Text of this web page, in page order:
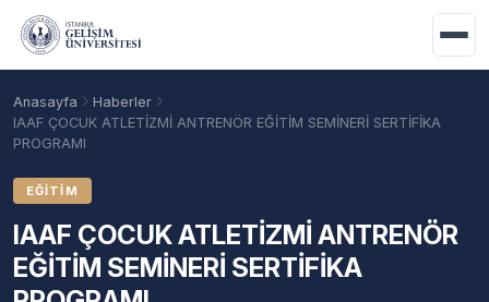
Ana içeriğe geç
Anasayfa
Haberler
IAAF ÇOCUK ATLETİZMİ ANTRENÖR EĞİTİM SEMİNERİ SERTİFİKA
PROGRAMI
EĞITIM
IAAF ÇOCUK ATLETİZMİ ANTRENÖR
EĞİTİM SEMİNERİ SERTİFİKA